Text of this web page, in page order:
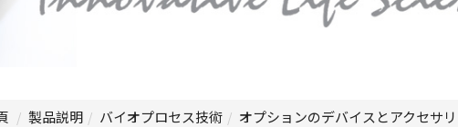
製品説明 バイオプロセス技術 オプションのデバイスとアクセサリ